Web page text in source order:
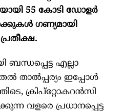
55 കോടി ഡോളർ
ഗണ്യമായി
ബന്ധപ്പെട്ട എല്ലാ
താൽപ്പര്യം ഇപ്പോൾ
ക്രിപ്‌റ്റോകറൻസി
വളരെ പ്രധാനപ്പെട്ട